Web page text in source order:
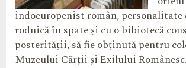
indoeuropenist român,
rodnică în spate și cu o bibiotecă
posterității, să fie obținută pentru
Muzeului Cărții și Exilului Românesc.